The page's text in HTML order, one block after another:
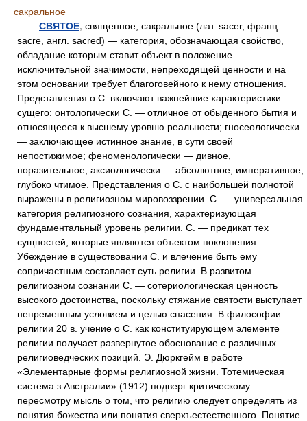
сакральное
СВЯТОЕ, священное, сакральное (лат. sacer, франц.
sacre, англ. sacred) — категория, обозначающая свойство,
обладание которым ставит объект в положение
исключительной значимости, непреходящей ценности и на
этом основании требует благоговейного к нему отношения.
Представления о С. включают важнейшие характеристики
сущего: онтологически С. — отличное от обыденного бытия и
относящееся к высшему уровню реальности; гносеологически
— заключающее истинное знание, в сути своей
непостижимое; феноменологически — дивное,
поразительное; аксиологически — абсолютное, императивное,
глубоко чтимое. Представления о С. с наибольшей полнотой
выражены в религиозном мировоззрении. С. — универсальная
категория религиозного сознания, характеризующая
фундаментальный уровень религии. С. — предикат тех
сущностей, которые являются объектом поклонения.
Убеждение в существовании С. и влечение быть ему
сопричастным составляет суть религии. В развитом
религиозном сознании С. — сотериологическая ценность
высокого достоинства, поскольку стяжание святости выступает
непременным условием и целью спасения. В философии
религии 20 в. учение о С. как конституирующем элементе
религии получает развернутое обоснование с различных
религиоведческих позиций. Э. Дюркгейм в работе
«Элементарные формы религиозной жизни. Тотемическая
система з Австралии» (1912) подверг критическому
пересмотру мысль о том, что религию следует определять из
понятия божества или понятия сверхъестественного. Понятие